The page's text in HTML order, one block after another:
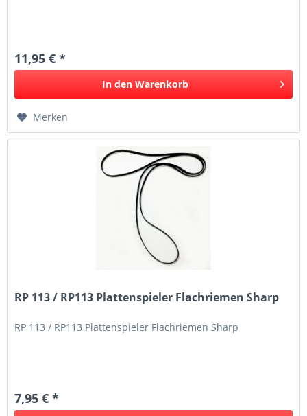
11,95 € *
In den Warenkorb
Merken
RP 113 / RP113 Plattenspieler Flachriemen Sharp
RP 113 / RP113 Plattenspieler Flachriemen Sharp
7,95 € *